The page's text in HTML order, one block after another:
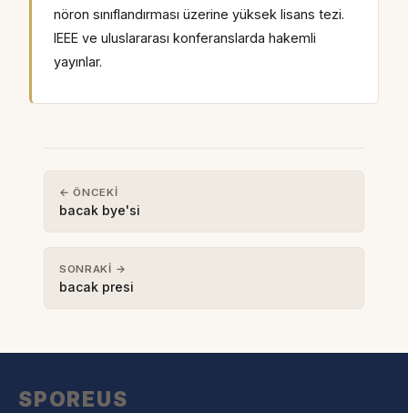
nöron sınıflandırması üzerine yüksek lisans tezi.
IEEE ve uluslararası konferanslarda hakemli
yayınlar.
← ÖNCEKI
bacak bye'si
SONRAKI →
bacak presi
SPOREUS